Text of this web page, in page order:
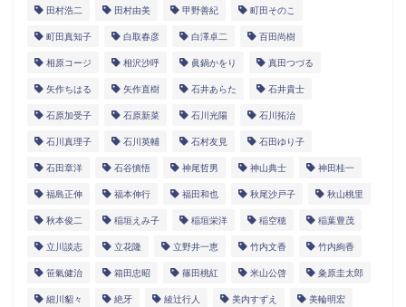
田村浩二 田村由美 甲野善紀 町田そのこ
町田真知子 白取春彦 白澤卓二 百田尚樹
相原コージ 相沢沙呼 眞鍋かをり 真田つづる
矢作ちはる 矢作直樹 石井あらた 石井貴士
石原加受子 石原新菜 石川光陽 石川拓治
石川真理子 石川英輔 石村友見 石田ゆり子
石田章洋 石谷慎悟 神尾哲男 神山典士 神田桂一
福島正伸 福本伸行 福田和也 秋尾沙戸子 秋山桃里
秋本俊二 稲垣えみ子 稲垣栄洋 稲空穂 稲葉豊茂
立川談志 立花隆 立野井一恵 竹内文香 竹内絢香
笹氣健治 箱田忠昭 篠田桃紅 米山公啓 粂原圭太郎
細川貂々 絶牙 綾辻行人 美内すずえ 美輪明宏